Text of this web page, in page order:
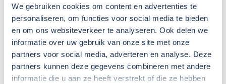
We gebruiken cookies om content en advertenties te
personaliseren, om functies voor social media te bieden
en om ons websiteverkeer te analyseren. Ook delen we
informatie over uw gebruik van onze site met onze
partners voor social media, adverteren en analyse. Deze
partners kunnen deze gegevens combineren met andere
informatie die u aan ze heeft verstrekt of die ze hebben
Breng de elektrische risico’s per installatie, locatie en
arbeidsmiddel in kaart.
Rollen en
verantwoordelijkheden
Wijs een installatieverantwoordelijke aan en één of